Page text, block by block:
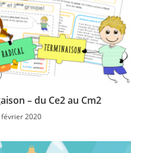
– du Ce2 au Cm2
février 2020